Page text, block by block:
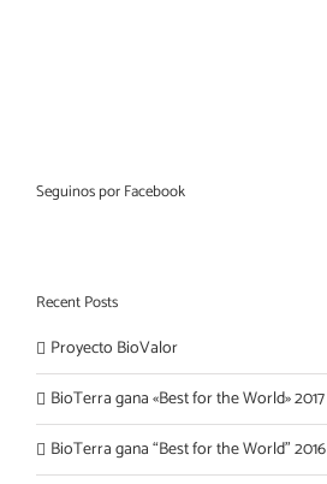
Seguinos por Facebook
Recent Posts
Proyecto BioValor
BioTerra gana «Best for the World» 2017
BioTerra gana “Best for the World” 2016